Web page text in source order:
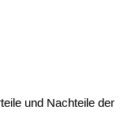
und Nachteile der